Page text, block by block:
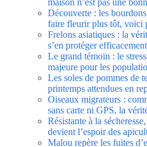
Découverte : les
faire fleurir plus tôt, voici
Frelons asiatiques : la
s’en protéger efficacement
Le grand témoin : le
majeure pour les
Les soles de pommes de
printemps attendues en
Oiseaux migrateurs :
sans carte ni GPS, la
Résistante à la
devient l’espoir des
Malou repère les fuites